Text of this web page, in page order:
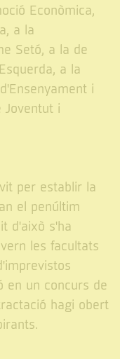
Econòmica,
a la
Setó, a la de
a la
i
Joventut i
per establir la
el penúltim
d'això s'ha
les facultats
en un concurs de
hagi obert